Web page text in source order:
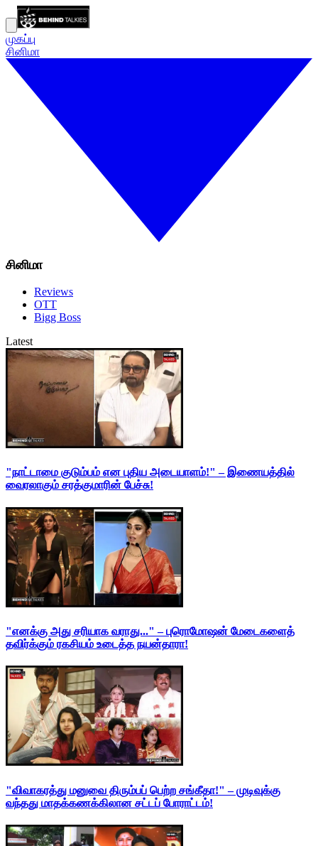
முகப்பு
சினிமா
சினிமா
Reviews
OTT
Bigg Boss
Latest
"நாட்டாமை குடும்பம் என புதிய அடையாளம்!" – இணையத்தில்
வைரலாகும் சரத்குமாரின் பேச்சு!
"எனக்கு அது சரியாக வராது..." – புரொமோஷன் மேடைகளைத்
தவிர்க்கும் ரகசியம் உடைத்த நயன்தாரா!
"விவாகரத்து மனுவை திரும்பப் பெற்ற சங்கீதா!" – முடிவுக்கு
வந்தது மாதக்கணக்கிலான சட்டப் போராட்டம்!